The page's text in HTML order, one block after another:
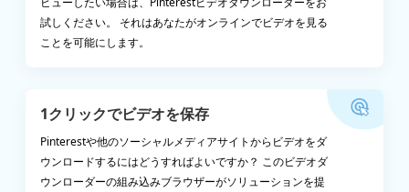
試しください。 それはあなたがオンラインでビデオを見る
ことを可能にします。
1クリックでビデオを保存
Pinterestや他のソーシャルメディアサイトからビデオをダ
ウンロードするにはどうすればよいですか？ このビデオダ
ウンローダーの組み込みブラウザーがソリューションを提